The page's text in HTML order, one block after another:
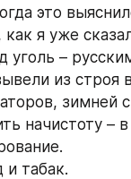
это
я уже
–
из строя
зимней
начистоту
табак.